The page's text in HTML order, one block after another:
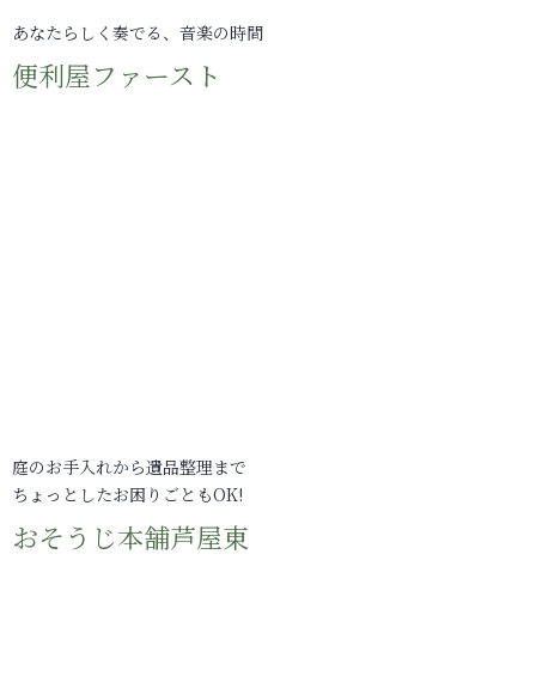
あなたらしく奏でる、音楽の時間
便利屋ファースト
庭のお手入れから遺品整理まで
ちょっとしたお困りごともOK!
おそうじ本舗芦屋東